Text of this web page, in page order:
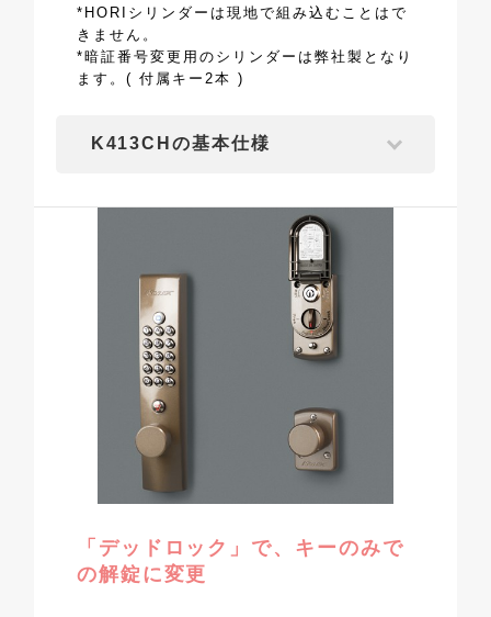
*HORIシリンダーは現地で組み込むことはで
きません。
*暗証番号変更用のシリンダーは弊社製となり
ます。( 付属キー2本 )
K413CHの基本仕様
「デッドロック」で、キーのみで
の解錠に変更